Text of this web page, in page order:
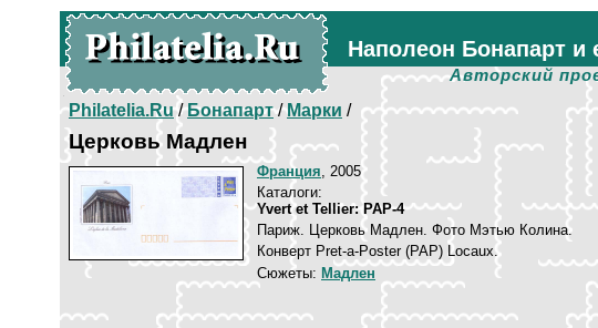
Наполеон Бонапарт и
Авторский
Philatelia.Ru/Бонапарт/Марки /
Церковь Мадлен
Франция, 2005
Каталоги:
Yvert et Tellier: PAP-4
Париж. Церковь Мадлен. Фото Мэтью Колина.
Конверт Pret-a-Poster (PAP) Locaux.
Сюжеты: Мадлен